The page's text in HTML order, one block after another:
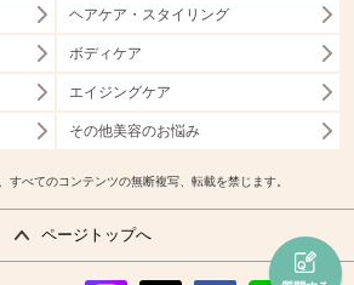
ヘアケア・スタイリング
ボディケア
エイジングケア
その他美容のお悩み
すべてのコンテンツの無断複写、転載を禁じます。
ページトップへ